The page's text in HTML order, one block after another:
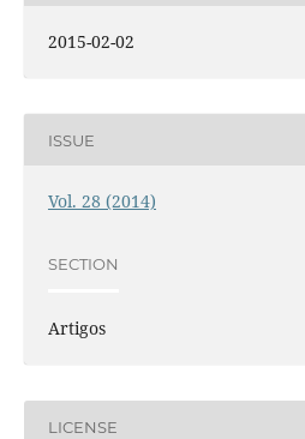
2015-02-02
ISSUE
Vol. 28 (2014)
SECTION
Artigos
LICENSE